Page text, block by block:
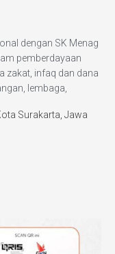
dengan SK Menag
pemberdayaan
zakat, infaq dan dana
lembaga,
Surakarta, Jawa